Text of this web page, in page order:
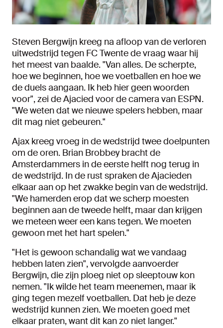
Steven Bergwijn kreeg na afloop van de verloren
uitwedstrijd tegen FC Twente de vraag waar hij
het meest van baalde. "Van alles. De scherpte,
hoe we beginnen, hoe we voetballen en hoe we
de duels aangaan. Ik heb hier geen woorden
voor", zei de Ajacied voor de camera van ESPN.
"We weten dat we nieuwe spelers hebben, maar
dit mag niet gebeuren."
Ajax kreeg vroeg in de wedstrijd twee doelpunten
om de oren. Brian Brobbey bracht de
Amsterdammers in de eerste helft nog terug in
de wedstrijd. In de rust spraken de Ajacieden
elkaar aan op het zwakke begin van de wedstrijd.
"We hamerden erop dat we scherp moesten
beginnen aan de tweede helft, maar dan krijgen
we meteen weer een kans tegen. We moeten
gewoon met het hart spelen."
"Het is gewoon schandalig wat we vandaag
hebben laten zien", vervolgde aanvoerder
Bergwijn, die zijn ploeg niet op sleeptouw kon
nemen. "Ik wilde het team meenemen, maar ik
ging tegen mezelf voetballen. Dat heb je deze
wedstrijd kunnen zien. We moeten goed met
elkaar praten, want dit kan zo niet langer."